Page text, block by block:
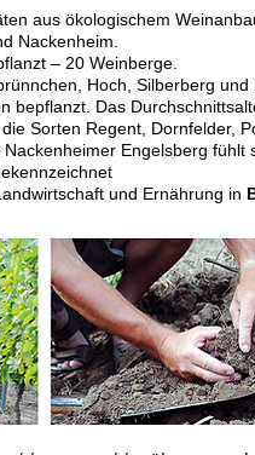
aus ökologischem
Nackenheim.
– 20 Weinberge.
Hoch, Silberberg
bepflanzt. Das
Sorten Regent, Dornfelder,
Engelsberg fühlt
und Ernährung in